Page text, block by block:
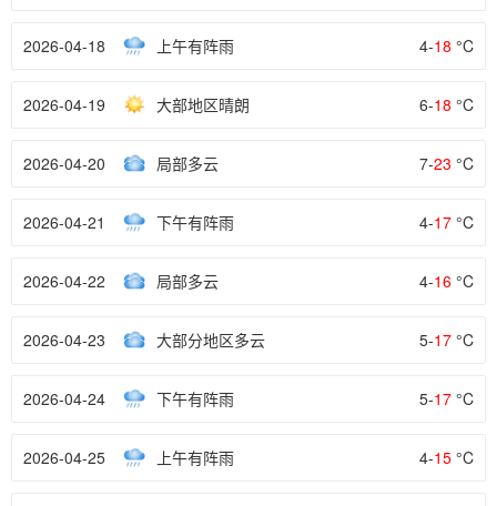
2026-04-18 上午有阵雨 4-18 °C
2026-04-19 大部地区晴朗 6-18 °C
2026-04-20 局部多云 7-23 °C
2026-04-21 下午有阵雨 4-17 °C
2026-04-22 局部多云 4-16 °C
2026-04-23 大部分地区多云 5-17 °C
2026-04-24 下午有阵雨 5-17 °C
2026-04-25 上午有阵雨 4-15 °C